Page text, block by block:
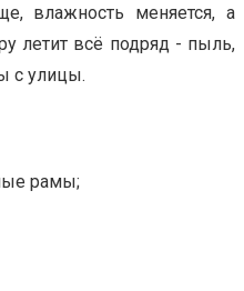
влажность меняется, а
летит всё подряд - пыль,
с улицы.
рамы;